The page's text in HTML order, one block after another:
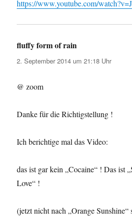
https://www.youtube.com/
fluffy form of rain
2. September 2014 um 21:18 Uhr
@ zoom
Danke für die Richtigstellung !
Ich berichtige mal das Video:
das ist gar kein „Cocaine“ ! Das ist
Love“ !
(jetzt nicht nach „Orange Sunshine“